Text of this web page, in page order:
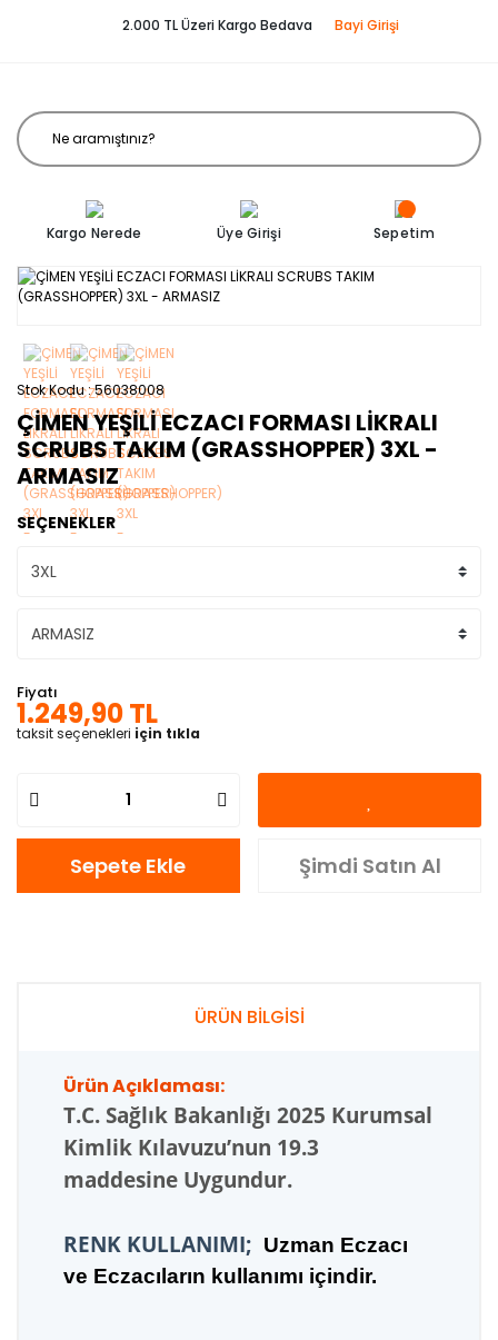
2.000 TL Üzeri Kargo Bedava Bayi Girişi
Kargo Nerede Üye Girişi Sepetim
Stok Kodu 56038008
ÇİMEN YEŞİLİ ECZACI FORMASI LİKRALI
SCRUBS TAKIM (GRASSHOPPER) 3XL -
ARMASIZ
SEÇENEKLER
Fiyatı
1.249,90 TL
taksit seçenekleri için tıkla
Sepete Ekle Şimdi Satın Al
ÜRÜN BİLGİSİ
Ürün Açıklaması:
T.C. Sağlık Bakanlığı 2025 Kurumsal
Kimlik Kılavuzu’nun 19.3
maddesine Uygundur.
RENK KULLANIMI; Uzman Eczacı
ve Eczacıların kullanımı içindir.